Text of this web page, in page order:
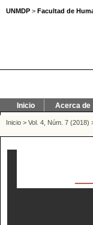
UNMDP > Facultad de
Inicio Acerca de
Inicio > Vol. 4, Núm. 7 (2018)